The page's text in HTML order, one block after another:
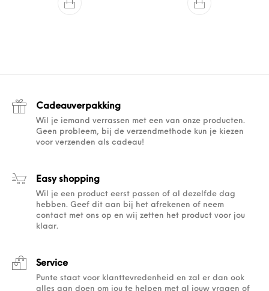
Cadeauverpakking
Wil je iemand verrassen met een van onze producten.
Geen probleem, bij de verzendmethode kun je kiezen
voor verzenden als cadeau!
Easy shopping
Wil je een product eerst passen of al dezelfde dag
hebben. Geef dit aan bij het afrekenen of neem
contact met ons op en wij zetten het product voor jou
klaar.
Service
Punte staat voor klanttevredenheid en zal er dan ook
alles aan doen om jou te helpen met al jouw vragen of